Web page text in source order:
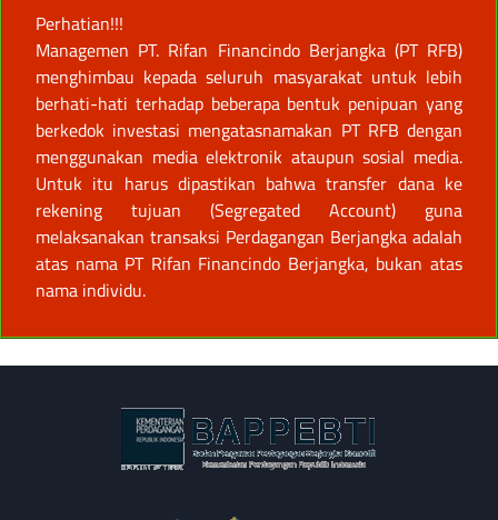
Perhatian!!!
Managemen PT. Rifan Financindo Berjangka (PT RFB)
menghimbau kepada seluruh masyarakat untuk lebih
berhati-hati terhadap beberapa bentuk penipuan yang
berkedok investasi mengatasnamakan PT RFB dengan
menggunakan media elektronik ataupun sosial media.
Untuk itu harus dipastikan bahwa transfer dana ke
rekening tujuan (Segregated Account) guna
melaksanakan transaksi Perdagangan Berjangka adalah
atas nama PT Rifan Financindo Berjangka, bukan atas
nama individu.